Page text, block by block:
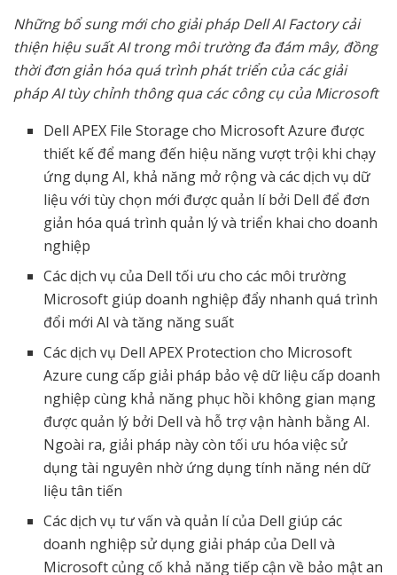
Những bổ sung mới cho giải pháp Dell AI Factory cải
thiện hiệu suất AI trong môi trường đa đám mây, đồng
thời đơn giản hóa quá trình phát triển của các giải
pháp AI tùy chỉnh thông qua các công cụ của Microsoft
Dell APEX File Storage cho Microsoft Azure được
thiết kế để mang đến hiệu năng vượt trội khi chạy
ứng dụng AI, khả năng mở rộng và các dịch vụ dữ
liệu với tùy chọn mới được quản lí bởi Dell để đơn
giản hóa quá trình quản lý và triển khai cho doanh
nghiệp
Các dịch vụ của Dell tối ưu cho các môi trường
Microsoft giúp doanh nghiệp đẩy nhanh quá trình
đổi mới AI và tăng năng suất
Các dịch vụ Dell APEX Protection cho Microsoft
Azure cung cấp giải pháp bảo vệ dữ liệu cấp doanh
nghiệp cùng khả năng phục hồi không gian mạng
được quản lý bởi Dell và hỗ trợ vận hành bằng AI.
Ngoài ra, giải pháp này còn tối ưu hóa việc sử
dụng tài nguyên nhờ ứng dụng tính năng nén dữ
liệu tân tiến
Các dịch vụ tư vấn và quản lí của Dell giúp các
doanh nghiệp sử dụng giải pháp của Dell và
Microsoft củng cố khả năng tiếp cận về bảo mật an